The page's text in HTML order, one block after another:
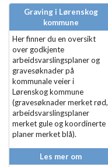
Graving i Lørenskog
kommune
Her finner du en oversikt
over godkjente
arbeidsvarslingsplaner og
gravesøknader på
kommunale veier i
Lørenskog kommune
(gravesøknader merket rød,
arbeidsvarslingsplaner
merket gule og koordinerte
planer merket blå).
Les mer om